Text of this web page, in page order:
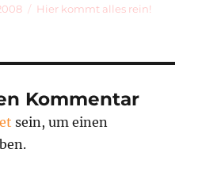
Kategorien
Hier kommt alles rein!
Kommentar
sein, um einen